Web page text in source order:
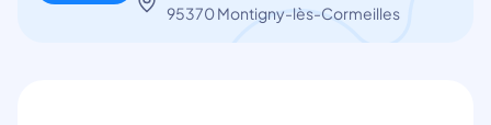
95370 Montigny-lès-Cormeilles